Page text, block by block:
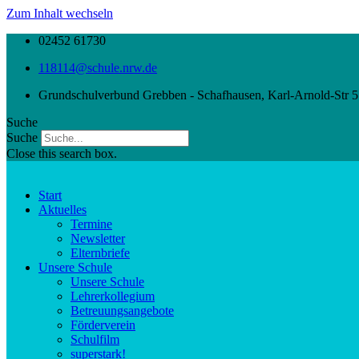
Zum Inhalt wechseln
02452 61730
118114@schule.nrw.de
Grundschulverbund Grebben - Schafhausen, Karl-Arnold-Str
Suche
Suche
Close this search box.
Start
Aktuelles
Termine
Newsletter
Elternbriefe
Unsere Schule
Unsere Schule
Lehrerkollegium
Betreuungsangebote
Förderverein
Schulfilm
superstark!